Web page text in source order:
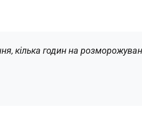
кілька годин на